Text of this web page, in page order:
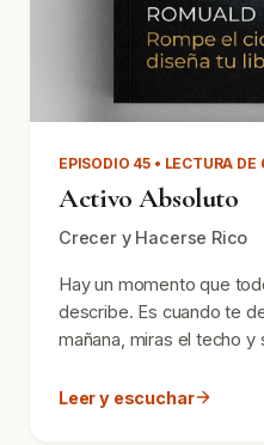
EPISODIO 45 • LECTURA DE
Activo Absoluto
Crecer y Hacerse Rico
Hay un momento que
describe. Es cuando te
mañana, miras el techo y
Leer y escuchar